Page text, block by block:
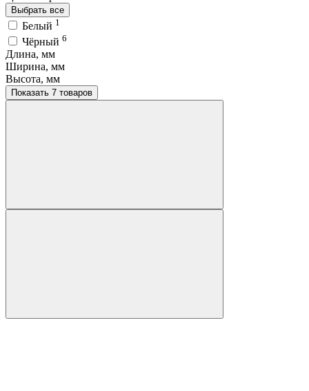
Выбрать все
Белый 1
Чёрный 6
Длина, мм
Ширина, мм
Высота, мм
Показать 7 товаров